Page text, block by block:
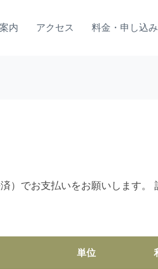
内 アクセス 料金・申し込み
）でお支払いをお願いします。
単位